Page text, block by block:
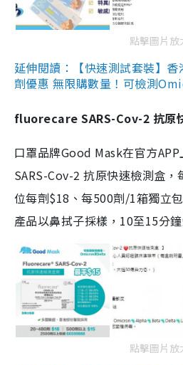
點擊圖片放
延伸閱讀：【快速測試套裝】
劑優惠 無限購數量！可檢測
fluorecare SARS-Cov-2 抗原
口罩品牌Good Mask在官方
SARS-Cov-2 抗原快速檢測盒
位每劑$18、每500劑/1箱獨立
產品以鼻拭子採樣，10至15分鐘
點擊圖片放